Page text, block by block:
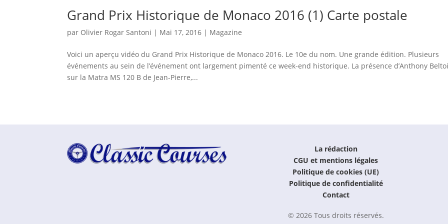
Grand Prix Historique de Monaco 2016 (1) Carte postale
par Olivier Rogar Santoni | Mai 17, 2016 | Magazine
Voici un aperçu vidéo du Grand Prix Historique de Monaco 2016. Le 10e du nom. Une grande édition. Plusieurs
événements au sein de l’événement ont largement pimenté ce week-end historique. La présence d’Anthony
sur la Matra MS 120 B de Jean-Pierre,...
La rédaction
CGU et mentions légales
Politique de cookies (UE)
Politique de confidentialité
Contact
© 2026 Tous droits réservés.